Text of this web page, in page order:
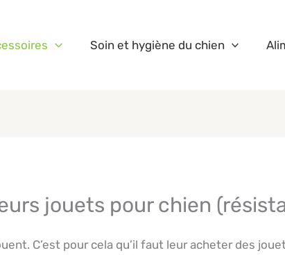
Soin et hygiène du chien
jouets pour chien
C’est pour cela qu’il faut leur acheter des